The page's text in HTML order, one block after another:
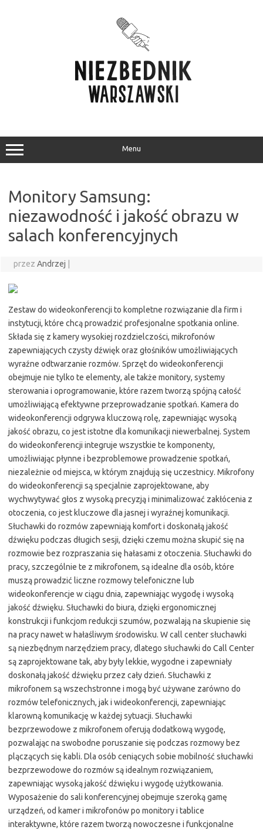
Menu
Monitory Samsung:
niezawodność i jakość obrazu w
salach konferencyjnych
przez Andrzej
Zestaw do wideokonferencji to kompletne rozwiązanie dla firm i
instytucji, które chcą prowadzić profesjonalne spotkania online.
Składa się z kamery wysokiej rozdzielczości, mikrofonów
zapewniających czysty dźwięk oraz głośników umożliwiających
wyraźne odtwarzanie rozmów. Sprzęt do wideokonferencji
obejmuje nie tylko te elementy, ale także monitory, systemy
sterowania i oprogramowanie, które razem tworzą spójną całość
umożliwiającą efektywne przeprowadzanie spotkań. Kamera do
wideokonferencji odgrywa kluczową rolę, zapewniając wysoką
jakość obrazu, co jest istotne dla komunikacji niewerbalnej. System
do wideokonferencji integruje wszystkie te komponenty,
umożliwiając płynne i bezproblemowe prowadzenie spotkań,
niezależnie od miejsca, w którym znajdują się uczestnicy. Mikrofony
do wideokonferencji są specjalnie zaprojektowane, aby
wychwytywać głos z wysoką precyzją i minimalizować zakłócenia z
otoczenia, co jest kluczowe dla jasnej i wyraźnej komunikacji.
Słuchawki do rozmów zapewniają komfort i doskonałą jakość
dźwięku podczas długich sesji, dzięki czemu można skupić się na
rozmowie bez rozpraszania się hałasami z otoczenia. Słuchawki do
pracy, szczególnie te z mikrofonem, są idealne dla osób, które
muszą prowadzić liczne rozmowy telefoniczne lub
wideokonferencje w ciągu dnia, zapewniając wygodę i wysoką
jakość dźwięku. Słuchawki do biura, dzięki ergonomicznej
konstrukcji i funkcjom redukcji szumów, pozwalają na skupienie się
na pracy nawet w hałaśliwym środowisku. W call center słuchawki
są niezbędnym narzędziem pracy, dlatego słuchawki do Call Center
są zaprojektowane tak, aby były lekkie, wygodne i zapewniały
doskonałą jakość dźwięku przez cały dzień. Słuchawki z
mikrofonem są wszechstronne i mogą być używane zarówno do
rozmów telefonicznych, jak i wideokonferencji, zapewniając
klarowną komunikację w każdej sytuacji. Słuchawki
bezprzewodowe z mikrofonem oferują dodatkową wygodę,
pozwalając na swobodne poruszanie się podczas rozmowy bez
plączących się kabli. Dla osób ceniących sobie mobilność słuchawki
bezprzewodowe do rozmów są idealnym rozwiązaniem,
zapewniając wysoką jakość dźwięku i wygodę użytkowania.
Wyposażenie do sali konferencyjnej obejmuje szeroką gamę
urządzeń, od kamer i mikrofonów po monitory i tablice
interaktywne, które razem tworzą nowoczesne i funkcjonalne